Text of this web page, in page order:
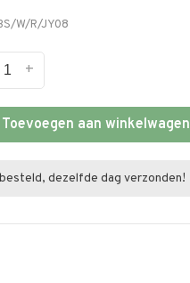
W/R/JY08
+
Toevoegen aan winkelwagen
dezelfde dag verzonden!